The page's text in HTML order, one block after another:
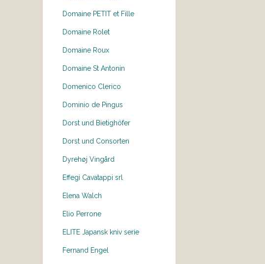
Domaine PETIT et Fille
Domaine Rolet
Domaine Roux
Domaine St Antonin
Domenico Clerico
Dominio de Pingus
Dorst und Bietighöfer
Dorst und Consorten
Dyrehøj Vingård
Effegi Cavatappi srl
Elena Walch
Elio Perrone
ELITE Japansk kniv serie
Fernand Engel